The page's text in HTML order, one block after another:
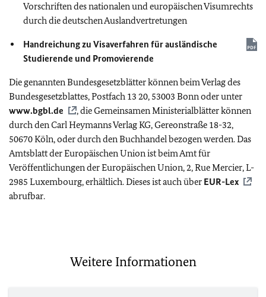
Vorschriften des nationalen und europäischen Visumrechts
durch die deutschen Auslandvertretungen
Handreichung zu Visaverfahren für ausländische
Studierende und Promovierende
Die genannten Bundesgesetzblätter können beim Verlag des
Bundesgesetzblattes, Postfach 13 20, 53003 Bonn oder unter
www.bgbl.de
, die Gemeinsamen Ministerialblätter können
durch den Carl Heymanns Verlag KG, Gereonstraße 18-32,
50670 Köln, oder durch den Buchhandel bezogen werden. Das
Amtsblatt der Europäischen Union ist beim Amt für
Veröffentlichungen der Europäischen Union, 2, Rue Mercier, L-
2985 Luxembourg, erhältlich. Dieses ist auch über EUR-Lex
abrufbar.
Weitere Informationen